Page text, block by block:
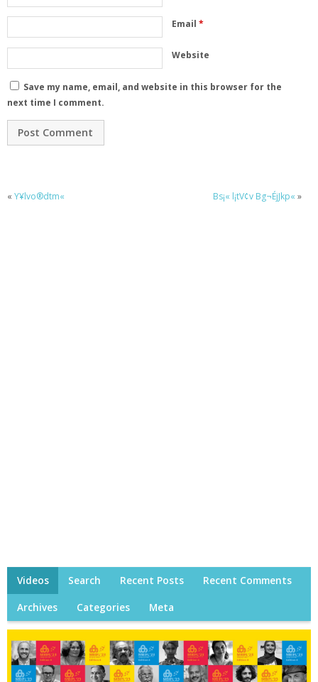
Email *
Website
Save my name, email, and website in this browser for the
next time I comment.
« Y¥lvo®dtm« Bs¡« l¡tV¢v Bg¬ÉjJkp« »
Videos Search Recent Posts Recent Comments
Archives Categories Meta